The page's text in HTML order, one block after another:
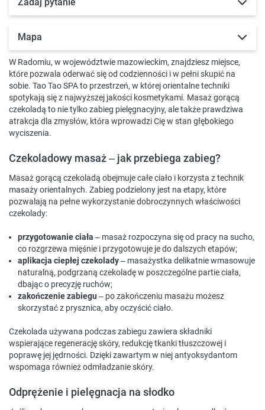
Mapa
W Radomiu, w województwie mazowieckim, znajdziesz miejsce,
które pozwala oderwać się od codzienności i w pełni skupić na
sobie. Tao Tao SPA to przestrzeń, w której orientalne techniki
spotykają się z najwyższej jakości kosmetykami. Masaż gorącą
czekoladą to nie tylko zabieg pielęgnacyjny, ale także prawdziwa
atrakcja dla zmysłów, która wprowadzi Cię w stan głębokiego
wyciszenia.
Czekoladowy masaż – jak przebiega zabieg?
Masaż gorącą czekoladą obejmuje całe ciało i korzysta z technik
masaży orientalnych. Zabieg podzielony jest na etapy, które
pozwalają na pełne wykorzystanie dobroczynnych właściwości
czekolady:
przygotowanie ciała – masaż rozpoczyna się od pracy na sucho,
co rozgrzewa mięśnie i przygotowuje je do dalszych etapów;
aplikacja ciepłej czekolady– masażystka delikatnie wmasowuje
naturalną, podgrzaną czekoladę w poszczególne partie ciała,
dbając o precyzję ruchów;
zakończenie zabiegu – po zakończeniu masażu możesz
skorzystać z prysznica, aby oczyścić ciało.
Czekolada używana podczas zabiegu zawiera składniki
wspierające regenerację skóry, redukcję tkanki tłuszczowej i
poprawę jej jędrności. Dzięki zawartym w niej antyoksydantom
wspomaga również odmładzanie skóry.
Odprężenie i pielęgnacja na słodko